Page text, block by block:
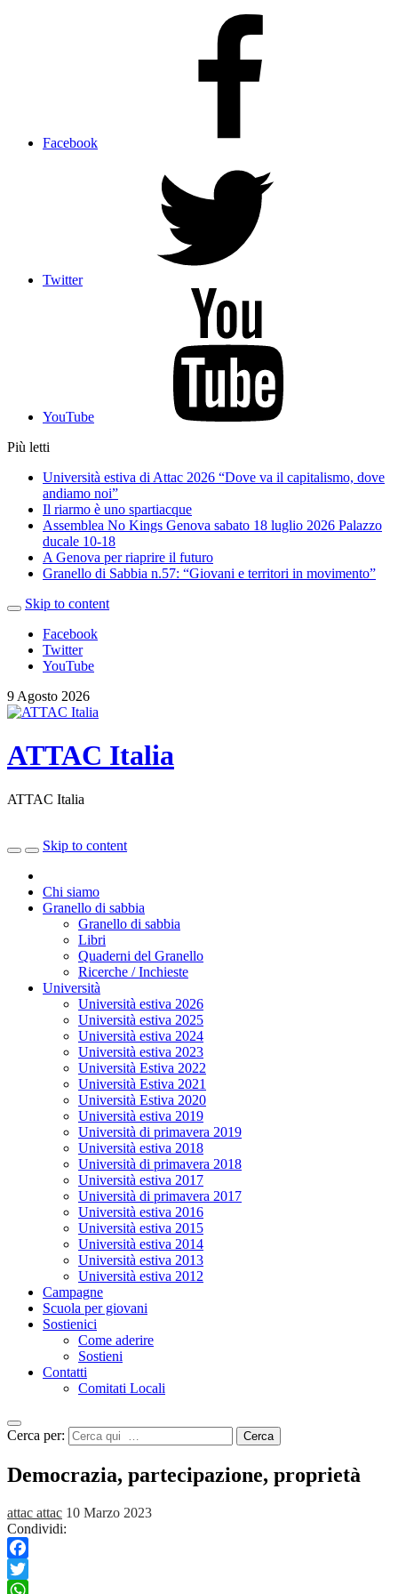
Facebook
Twitter
YouTube
Più letti
Università estiva di Attac 2026 “Dove va il capitalismo, dove
andiamo noi”
Il riarmo è uno spartiacque
Assemblea No Kings Genova sabato 18 luglio 2026 Palazzo
ducale 10-18
A Genova per riaprire il futuro
Granello di Sabbia n.57: “Giovani e territori in movimento”
Skip to content
Facebook
Twitter
YouTube
9 Agosto 2026
ATTAC Italia
ATTAC Italia
Skip to content
Chi siamo
Granello di sabbia
Granello di sabbia
Libri
Quaderni del Granello
Ricerche / Inchieste
Università
Università estiva 2026
Università estiva 2025
Università estiva 2024
Università estiva 2023
Università Estiva 2022
Università Estiva 2021
Università Estiva 2020
Università estiva 2019
Università di primavera 2019
Università estiva 2018
Università di primavera 2018
Università estiva 2017
Università di primavera 2017
Università estiva 2016
Università estiva 2015
Università estiva 2014
Università estiva 2013
Università estiva 2012
Campagne
Scuola per giovani
Sostienici
Come aderire
Sostieni
Contatti
Comitati Locali
Cerca per: Cerca
Democrazia, partecipazione, proprietà
attac attac 10 Marzo 2023
Condividi:
Facebook
Twitter